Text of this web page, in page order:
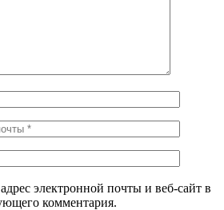
электронной почты и веб-сайт в
комментария.